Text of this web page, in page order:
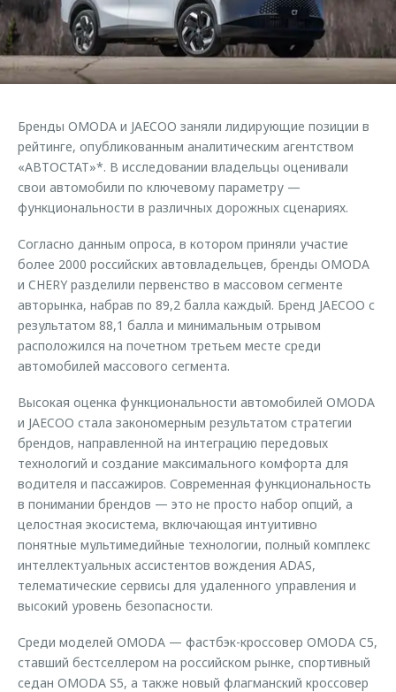
Страхование
Кредитный калькулятор
Аксессуары
Оригинальные аксессуары
Запчасти
Трейд-ин
Клиентская поддержка
O&J Автоклуб
Клуб владельцев OMODA
Аксессуары
Одежда и сувениры
Оригинальные аксессуары
Обратная связь
Бренды OMODA и JAECOO заняли лидирующие позиции в
рейтинге, опубликованным аналитическим агентством
«АВТОСТАТ»*. В исследовании владельцы оценивали
свои автомобили по ключевому параметру —
функциональности в различных дорожных сценариях.
Согласно данным опроса, в котором приняли участие
более 2000 российских автовладельцев, бренды OMODA
и CHERY разделили первенство в массовом сегменте
авторынка, набрав по 89,2 балла каждый. Бренд JAECOO с
результатом 88,1 балла и минимальным отрывом
расположился на почетном третьем месте среди
автомобилей массового сегмента.
Высокая оценка функциональности автомобилей OMODA
и JAECOO стала закономерным результатом стратегии
брендов, направленной на интеграцию передовых
технологий и создание максимального комфорта для
водителя и пассажиров. Современная функциональность
в понимании брендов — это не просто набор опций, а
целостная экосистема, включающая интуитивно
понятные мультимедийные технологии, полный комплекс
интеллектуальных ассистентов вождения ADAS,
телематические сервисы для удаленного управления и
высокий уровень безопасности.
Среди моделей OMODA — фастбэк-кроссовер OMODA C5,
ставший бестселлером на российском рынке, спортивный
седан OMODA S5, а также новый флагманский кроссовер